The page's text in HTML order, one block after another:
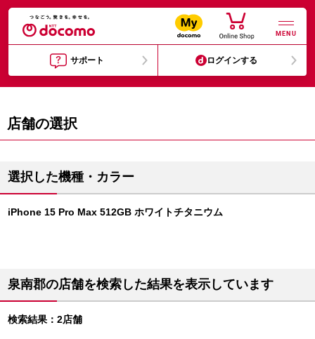
MENU
サポート ログインする
店舗の選択
選択した機種・カラー
iPhone 15 Pro Max 512GB ホワイトチタニウム
泉南郡の店舗を検索した結果を表示しています
検索結果：2店舗